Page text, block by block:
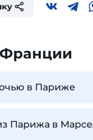
в Париже
Парижа в